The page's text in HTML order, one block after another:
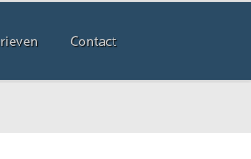
Contact